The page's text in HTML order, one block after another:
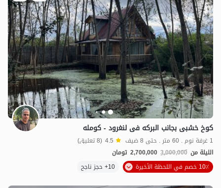
کوخ خشبی بجانب البرکه فی لنغرود - کومله
1 غرفة نوم . 60 متر . حتى 8 ضيف 4.5 (8 تعليق)
الليلة من 3,000,000
2,700,000 تومان
10٪ خصم في اللحظة الأخيرة
10+ حجز ناجح